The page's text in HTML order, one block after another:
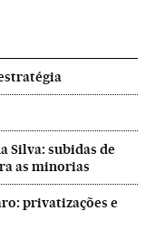
Silva: subidas de
as minorias
privatizações e